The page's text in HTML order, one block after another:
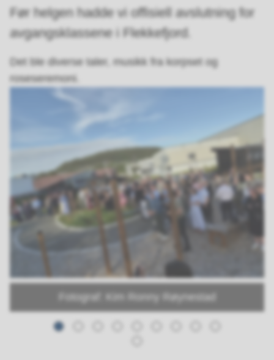
Før helgen hadde vi offisiell avslutning for
avgangsklassene i Flekkefjord.
Det ble diverse taler, musikk fra korpset og
roseseremoni.
Fotograf: Kim Ronny Røynestad